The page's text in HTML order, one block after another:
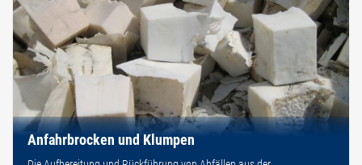
Anfahrbrocken und Klumpen